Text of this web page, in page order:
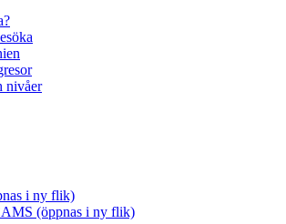
nivåer
i ny flik)
(öppnas i ny flik)